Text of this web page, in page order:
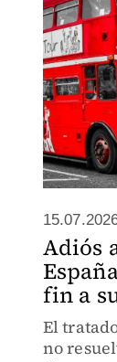
Adiós
fin a
El
no